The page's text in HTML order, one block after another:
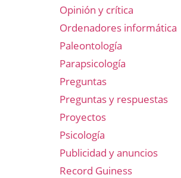
Opinión y crítica
Ordenadores informática
Paleontología
Parapsicología
Preguntas
Preguntas y respuestas
Proyectos
Psicología
Publicidad y anuncios
Record Guiness